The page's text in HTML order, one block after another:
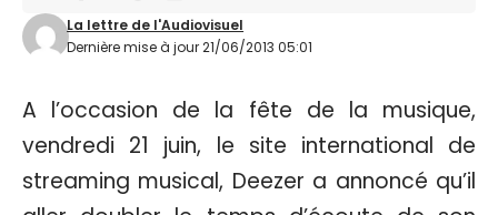
Dernière mise à jour 21/06/2013 05:01
La lettre de l'Audiovisuel
A l’occasion de la fête de la musique,
vendredi 21 juin, le site international de
streaming musical, Deezer a annoncé qu’il